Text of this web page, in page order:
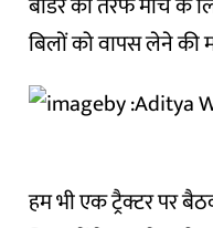
बिलों को वापस लेने की
हम भी एक ट्रैक्टर पर